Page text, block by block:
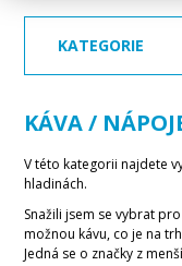
KATEGORIE
KÁVA /
V této kategorii najdete
hladinách.
Snažili jsem se vybrat
možnou kávu, co je na
Jedná se o značky z